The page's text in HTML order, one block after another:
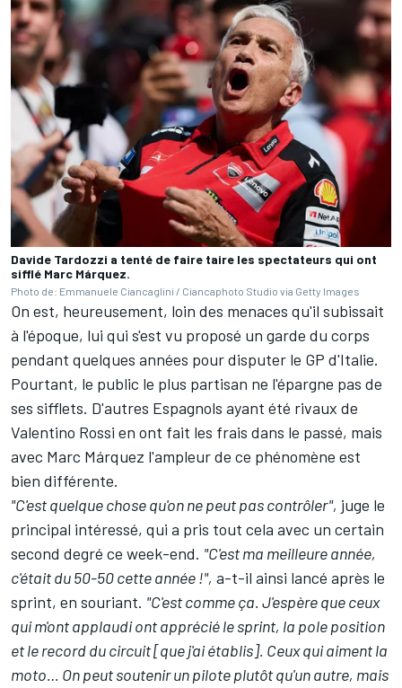
Davide Tardozzi a tenté de faire taire les spectateurs qui ont
sifflé Marc Márquez.
Photo de: Emmanuele Ciancaglini / Ciancaphoto Studio via Getty Images
On est, heureusement, loin des menaces qu'il subissait
à l'époque, lui qui s'est vu proposé un garde du corps
pendant quelques années pour disputer le GP d'Italie.
Pourtant, le public le plus partisan ne l'épargne pas de
ses sifflets. D'autres Espagnols ayant été rivaux de
Valentino Rossi en ont fait les frais dans le passé, mais
avec Marc Márquez l'ampleur de ce phénomène est
bien différente.
"C'est quelque chose qu'on ne peut pas contrôler", juge le
principal intéressé, qui a pris tout cela avec un certain
second degré ce week-end. "C'est ma meilleure année,
c'était du 50-50 cette année !", a-t-il ainsi lancé après le
sprint, en souriant. "C'est comme ça. J'espère que ceux
qui m'ont applaudi ont apprécié le sprint, la pole position
et le record du circuit [que j'ai établis]. Ceux qui aiment la
moto… On peut soutenir un pilote plutôt qu'un autre, mais